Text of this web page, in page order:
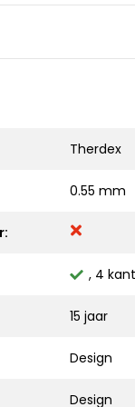
Therdex
0.55 mm
, 4
15 jaar
Design
Design